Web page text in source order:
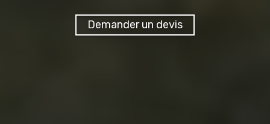
Demander un devis